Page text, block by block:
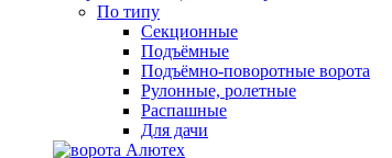
По типу
Секционные
Подъёмные
Подъёмно-поворотные ворота
Рулонные, ролетные
Распашные
Для дачи